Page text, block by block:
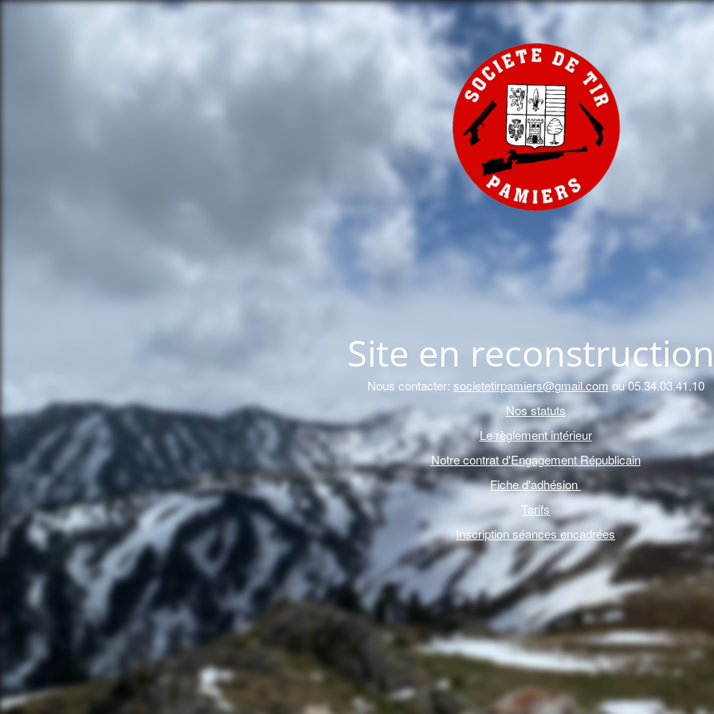
Site en
Nous contacter: societetirpamiers@gmail.com ou 05.34.03.41.10
Nos statuts
Le règlement intérieur
Notre contrat d'Engagement Républicain
Fiche d'adhésion
Tarifs
Inscription séances encadrées